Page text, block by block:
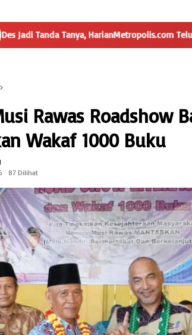
HarianMetropolis.com Telusuri Dana Desa
Rawas Roadshow
Wakaf 1000 Buku
87 Dilihat